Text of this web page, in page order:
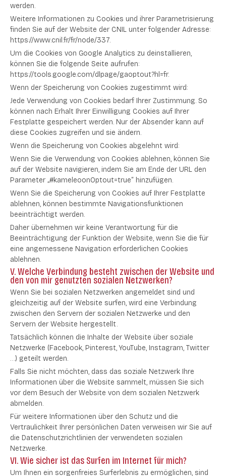
werden.
Weitere Informationen zu Cookies und ihrer Parametrisierung
finden Sie auf der Website der CNIL unter folgender Adresse:
https://www.cnil.fr/fr/node/337.
Um die Cookies von Google Analytics zu deinstallieren,
können Sie die folgende Seite aufrufen:
https://tools.google.com/dlpage/gaoptout?hl=fr.
Wenn der Speicherung von Cookies zugestimmt wird:
Jede Verwendung von Cookies bedarf Ihrer Zustimmung. So
können nach Erhalt Ihrer Einwilligung Cookies auf Ihrer
Festplatte gespeichert werden. Nur der Absender kann auf
diese Cookies zugreifen und sie ändern.
Wenn die Speicherung von Cookies abgelehnt wird:
Wenn Sie die Verwendung von Cookies ablehnen, können Sie
auf der Website navigieren, indem Sie am Ende der URL den
Parameter „#kameleoonOptout=true“ hinzufügen.
Wenn Sie die Speicherung von Cookies auf Ihrer Festplatte
ablehnen, können bestimmte Navigationsfunktionen
beeinträchtigt werden.
Daher übernehmen wir keine Verantwortung für die
Beeinträchtigung der Funktion der Website, wenn Sie die für
eine angemessene Navigation erforderlichen Cookies
ablehnen.
V. Welche Verbindung besteht zwischen der Website und
den von mir genutzten sozialen Netzwerken?
Wenn Sie bei sozialen Netzwerken angemeldet sind und
gleichzeitig auf der Website surfen, wird eine Verbindung
zwischen den Servern der sozialen Netzwerke und den
Servern der Website hergestellt.
Tatsächlich können die Inhalte der Website über soziale
Netzwerke (Facebook, Pinterest, YouTube, Instagram, Twitter
…) geteilt werden.
Falls Sie nicht möchten, dass das soziale Netzwerk Ihre
Informationen über die Website sammelt, müssen Sie sich
vor dem Besuch der Website von dem sozialen Netzwerk
abmelden.
Für weitere Informationen über den Schutz und die
Vertraulichkeit Ihrer persönlichen Daten verweisen wir Sie auf
die Datenschutzrichtlinien der verwendeten sozialen
Netzwerke.
VI. Wie sicher ist das Surfen im Internet für mich?
Um Ihnen ein sorgenfreies Surferlebnis zu ermöglichen, sind